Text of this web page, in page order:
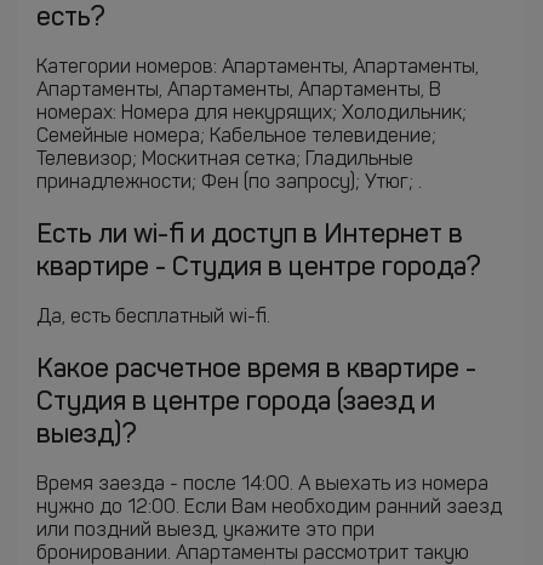
есть?
Категории номеров: Апартаменты, Апартаменты,
Апартаменты, Апартаменты, Апартаменты, В
номерах: Номера для некурящих; Холодильник;
Семейные номера; Кабельное телевидение;
Телевизор; Москитная сетка; Гладильные
принадлежности; Фен (по запросу); Утюг; .
Есть ли wi-fi и доступ в Интернет в
квартире - Студия в центре города?
Да, есть бесплатный wi-fi.
Какое расчетное время в квартире -
Студия в центре города (заезд и
выезд)?
Время заезда - после 14:00. А выехать из номера
нужно до 12:00. Если Вам необходим ранний заезд
или поздний выезд, укажите это при
бронировании. Апартаменты рассмотрит такую